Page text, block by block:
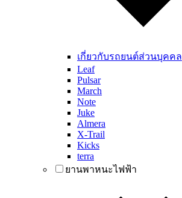
เกี่ยวกับรถยนต์ส่วนบุคคล
Leaf
Pulsar
March
Note
Juke
Almera
X-Trail
Kicks
terra
ยานพาหนะไฟฟ้า